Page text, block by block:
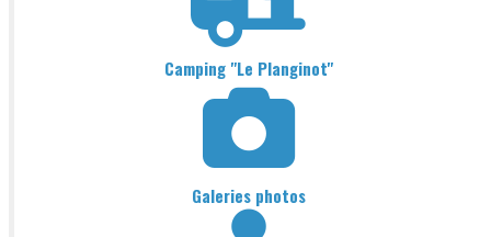
Camping "Le Planginot"
Galeries photos